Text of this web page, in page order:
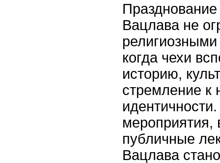
Вацлава не
когда чехи
историю,
стремление к
мероприятия,
публичные
Вацлава